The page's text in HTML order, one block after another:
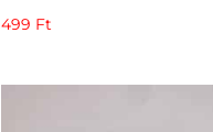
499 Ft